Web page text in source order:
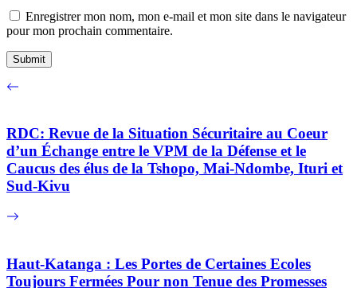
Enregistrer mon nom, mon e-mail et mon site dans le navigateur
pour mon prochain commentaire.
RDC: Revue de la Situation Sécuritaire au Coeur
d’un Échange entre le VPM de la Défense et le
Caucus des élus de la Tshopo, Mai-Ndombe, Ituri et
Sud-Kivu
Haut-Katanga : Les Portes de Certaines Ecoles
Toujours Fermées Pour non Tenue des Promesses